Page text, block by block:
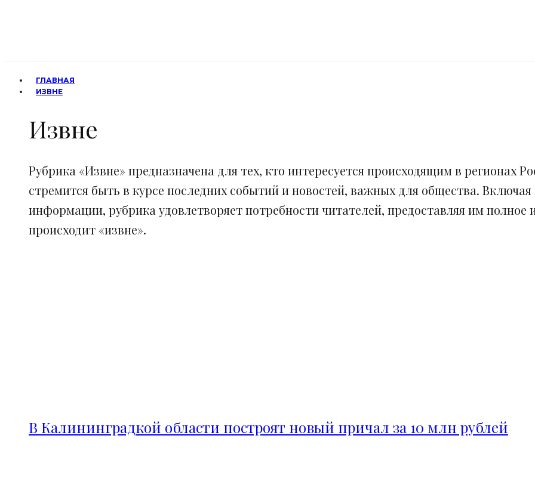
ГЛАВНАЯ
ИЗВНЕ
Извне
Рубрика «Извне» предназначена для тех, кто интересуется происходящим в регионах
стремится быть в курсе последних событий и новостей, важных для общества.
информации, рубрика удовлетворяет потребности читателей, предоставляя им полное
происходит «извне».
В Калининградкой области построят новый причал за 10 млн рублей